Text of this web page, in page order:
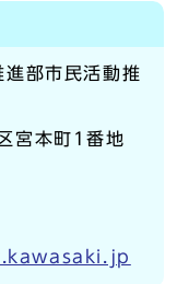
進部市民活動推
宮本町1番地